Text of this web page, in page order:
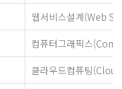
웹서비스설계(Web
컴퓨터그래픽스
클라우드컴퓨팅